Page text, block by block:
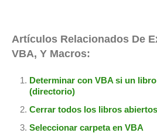
Artículos Relacionados De
VBA, Y Macros:
Determinar con VBA si un
(directorio)
Cerrar todos los libros
Seleccionar carpeta en VBA